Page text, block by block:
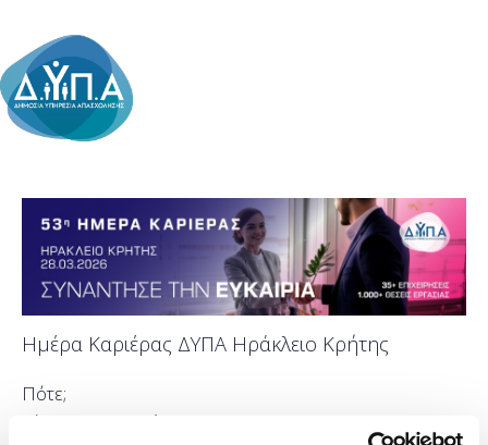
Ημέρα Καριέρας ΔΥΠΑ Ηράκλειο Κρήτης
Πότε;
Σάββατο, 28 Μαρτίου 2026